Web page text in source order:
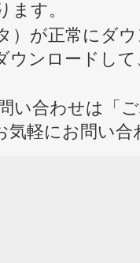
ます。
）が正常にダ
ウンロードし
い合わせは「
気軽にお問い